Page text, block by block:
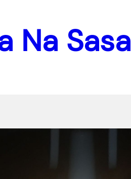
Na Sasa